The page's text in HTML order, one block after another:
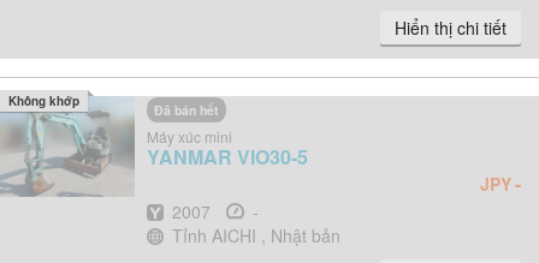
Hiển thị chi tiết
Đã bán hết
Máy xúc mini
YANMAR VIO30-5
JPY-
Năm
2007 Giờ
-
Địa điểm
Tỉnh AICHI , Nhật bản
Không khớp